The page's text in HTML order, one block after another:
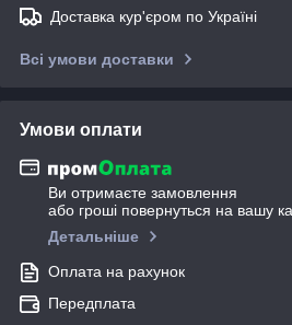
Доставка кур'єром по Україні
Всі умови доставки
Умови оплати
Ви отримаєте замовлення
або гроші повернуться на вашу
Детальніше
Оплата на рахунок
Передплата